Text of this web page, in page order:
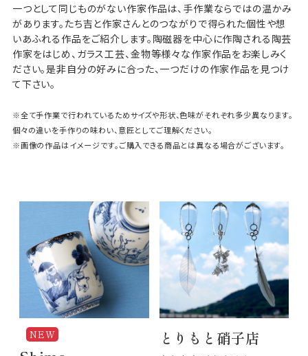
一つとして同じものがない作家作品は、手作業ならではの温かみ
があります。たち吉と作家さんとのつながりで得られた個性や想
いあふれる作品をご紹介します。陶磁器を中心に作陶される陶芸
作家をはじめ、ガラス工芸、金物等様々な作家作品をお楽しみく
ださい。是非自分の好みに合った、一つだけの作家作品を見つけ
て下さい。
※全て手作業で行われているためサイズや形状、色味がそれぞれ多少異なります。
個々の違いを手作りの味わい、意匠としてご理解ください。
※画像の作品はイメージです。ご購入できる商品とは異なる場合がございます。
NEW とりもと硝子店